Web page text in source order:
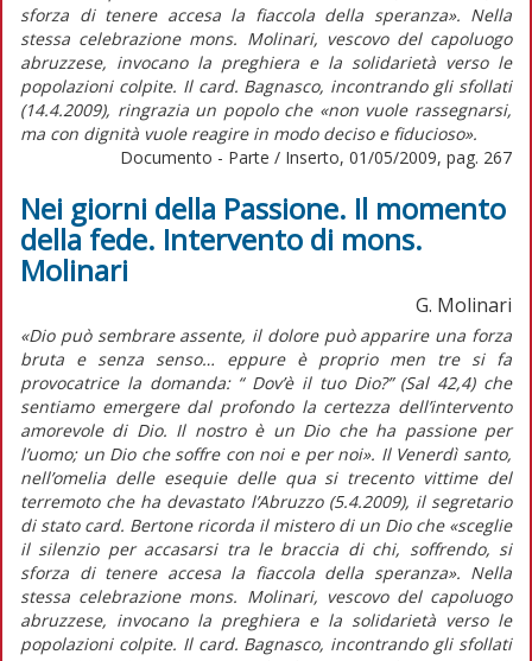
sforza di tenere accesa la fiaccola della speranza». Nella
stessa celebrazione mons. Molinari, vescovo del capoluogo
abruzzese, invocano la preghiera e la solidarietà verso le
popolazioni colpite. Il card. Bagnasco, incontrando gli sfollati
(14.4.2009), ringrazia un popolo che «non vuole rassegnarsi,
ma con dignità vuole reagire in modo deciso e fiducioso».
Documento - Parte / Inserto, 01/05/2009, pag. 267
Nei giorni della Passione. Il momento
della fede. Intervento di mons.
Molinari
G. Molinari
«Dio può sembrare assente, il dolore può apparire una forza
bruta e senza senso… eppure è proprio men tre si fa
provocatrice la domanda: “ Dov’è il tuo Dio?” (Sal 42,4) che
sentiamo emergere dal profondo la certezza dell’intervento
amorevole di Dio. Il nostro è un Dio che ha passione per
l’uomo; un Dio che soffre con noi e per noi». Il Venerdì santo,
nell’omelia delle esequie delle qua si trecento vittime del
terremoto che ha devastato l’Abruzzo (5.4.2009), il segretario
di stato card. Bertone ricorda il mistero di un Dio che «sceglie
il silenzio per accasarsi tra le braccia di chi, soffrendo, si
sforza di tenere accesa la fiaccola della speranza». Nella
stessa celebrazione mons. Molinari, vescovo del capoluogo
abruzzese, invocano la preghiera e la solidarietà verso le
popolazioni colpite. Il card. Bagnasco, incontrando gli sfollati